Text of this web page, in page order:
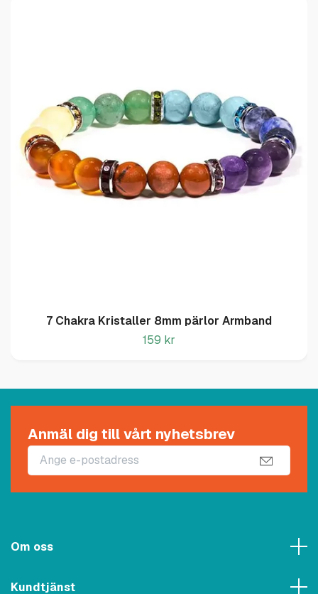
7 Chakra Kristaller 8mm pärlor Armband
159 kr
Anmäl dig till vårt nyhetsbrev
Om oss
Kundtjänst